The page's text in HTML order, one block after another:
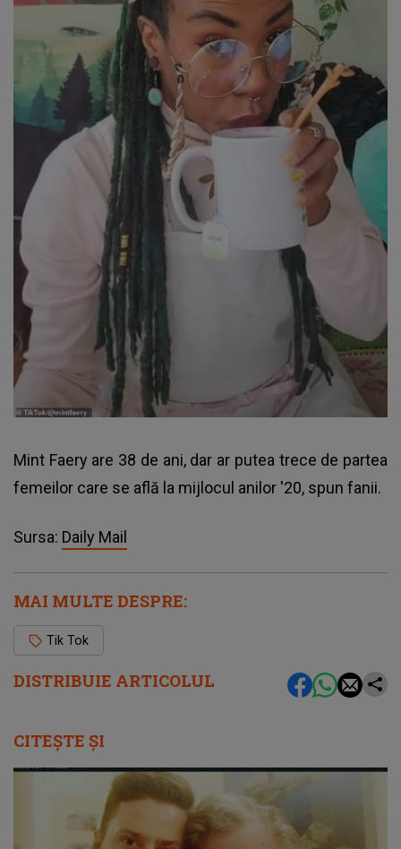
DISTRIBUIE ARTICOLUL
Mint Faery are 38 de ani, dar ar putea trece de partea
femeilor care se află la mijlocul anilor '20, spun fanii.
Sursa: Daily Mail
MAI MULTE DESPRE:
Tik Tok
CITEȘTE ȘI